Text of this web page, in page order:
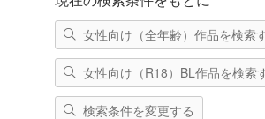
女性向け（全年齢）作品を検索
女性向け（R18）BL作品を検索
検索条件を変更する